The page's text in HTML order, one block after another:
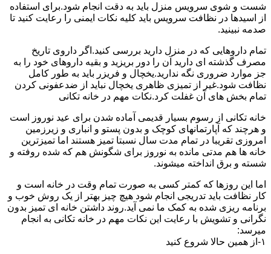
شست و شوی سرویس منزل باید به دقت انجام شود.برای استفاده
از اسیدها در نظافت سرویس باید کلیه نکات ایمنی را رعایت کنید تا
صدمه نبینید.
تمام داروهایی که در منزل دارید بررسی کنید.اگر داروی تاریخ
مصرف گذشته ای دارید آن را دور بریزید و بقیه داروهای خود را به
جز موارد ضروری نگه ندارید.یخچال و فریزر باید به طور کامل
نظافت شود.غیر از تمیزی ظاهری یخچال نباید از ضدعفونی کردن
تمام بخش های آن غفلت کرد.نکات مهم در خانه تکانی
خانه تکانی از رسوم بسیار قدیمی آماده شدن برای عید نوروز است
و هرچند که آپارتمانهای کوچک و بدون پستو و انباری و زیرزمین
امروزی تقریبا در تمام مدت سال نسبتا تمیز هستند اما تمیزترین
خانه ها هم مدتی مانده به نوروز برای شگونش هم که شده روفته و
شسته و برق انداخته میشوند.
اما این روزها که کمتر کسی به صورت تمام وقت در خانه است و
کار نظافت باید تدریجی انجام شود هیچ چیز بهتر از یک روش خوب و
برنامه ریزی شده به کمک ما نمی آید.روند داشتن خانه ای تمیز بدون
نگرانی و تشویش با رعایت این نکات مهم در خانه تکانی به انجام
میرسد:
۱-از همین حالا شروع کنید